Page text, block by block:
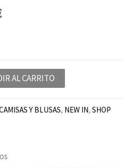
AL CARRITO
Y BLUSAS, NEW IN,SHOP